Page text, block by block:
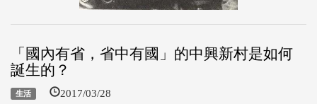
「國內有省，省中有國」的中興新村是如何
誕生的？
生活 2017/03/28